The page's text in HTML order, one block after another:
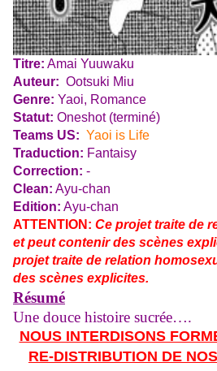
Titre: Amai Yuuwaku
Auteur: Ootsuki Miu
Genre: Yaoi, Romance
Statut: Oneshot (terminé)
Teams US: Yaoi is Life
Traduction: Fantaisy
Correction: -
Clean: Ayu-chan
Edition: Ayu-chan
ATTENTION: Ce projet traite de
et peut contenir des scènes
projet traite de relation
des scènes explicites.
Résumé
Une douce histoire sucrée….
NOUS INTERDISONS
RE-DISTRIBUTION DE